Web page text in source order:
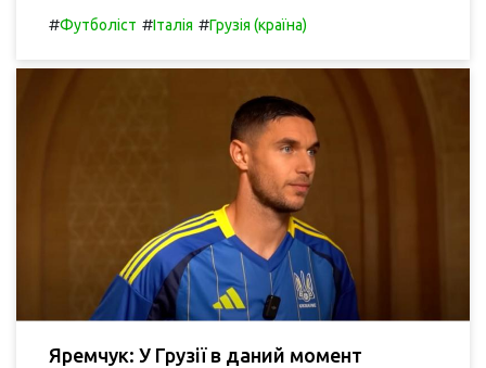
#Футболіст #Італія #Грузія (країна)
Яремчук: У Грузії в даний момент